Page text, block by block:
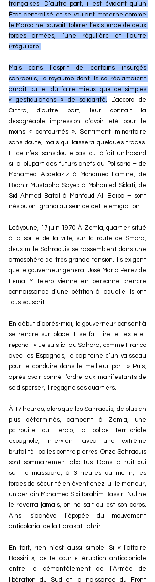
françaises. D’autre part, il est évident qu’un
État centralisé et se voulant moderne comme
le Maroc ne pouvait tolérer l’existence de deux
forces armées, l’une régulière et l’autre
irrégulière.
Mais dans l’esprit de certains insurgés
sahraouis, le royaume dont ils se réclamaient
aurait pu et dû faire mieux que de simples
« gesticulations » de solidarité. L’accord de
Cintra, d’autre part, leur donnait la
désagréable impression d’avoir été pour le
moins « contournés ». Sentiment minoritaire
sans doute, mais qui laissera quelques traces.
Et ce n’est sans doute pas tout à fait un hasard
si la plupart des futurs chefs du Polisario – de
Mohamed Abdelaziz à Mohamed Lamine, de
Béchir Mustapha Sayed à Mohamed Sidati, de
Sid Ahmed Batal à Mahfoud Ali Beiba – sont
nés ou ont grandi au sein de cette émigration.
Laâyoune, 17 juin 1970. À Zemla, quartier situé
à la sortie de la ville, sur la route de Smara,
deux mille Sahraouis se rassemblent dans une
atmosphère de très grande tension. Ils exigent
que le gouverneur général José Maria Perez de
Lema Y Tejero vienne en personne prendre
connaissance d’une pétition à laquelle ils ont
tous souscrit.
En début d’après-midi, le gouverneur consent à
se rendre sur place. Il se fait lire le texte et
répond : « Je suis ici au Sahara, comme Franco
avec les Espagnols, le capitaine d’un vaisseau
pour le conduire dans le meilleur port. » Puis,
après avoir donné l’ordre aux manifestants de
se disperser, il regagne ses quartiers.
À 17 heures, alors que les Sahraouis, de plus en
plus déterminés, campent à Zemla, une
patrouille du Tercio, la police territoriale
espagnole, intervient avec une extrême
brutalité : balles contre pierres. Onze Sahraouis
sont sommairement abattus. Dans la nuit qui
suit le massacre, à 3 heures du matin, les
forces de sécurité enlèvent chez lui le meneur,
un certain Mohamed Sidi Ibrahim Bassiri. Nul ne
le reverra jamais, on ne sait où est son corps.
Ainsi s’achève l’épopée du mouvement
anticolonial de la Harakat Tahrir.
En fait, rien n’est aussi simple. Si « l’affaire
Bassiri », cette courte éruption anticoloniale
entre le démantèlement de l’Armée de
libération du Sud et la naissance du Front